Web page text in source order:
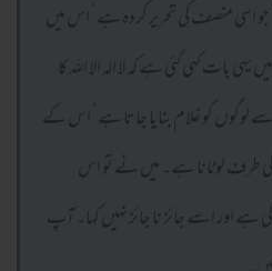
اسی منصف کی تحریر کردہ ہے‘ اس میں
یہی بات کہی گئی ہے کہ لا اله الا اللہ کا
لوگوں کو غلام بنایا جاتا ہے‘ اس کے
کی طرف لوٹانا ہے۔ میں نے تو اس
ہے اور اسے جائز نا جائز نہیں کہا۔ آپ